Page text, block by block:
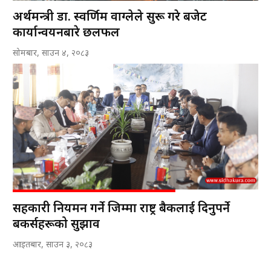
अर्थमन्त्री डा. स्वर्णिम वाग्लेले सुरू गरे बजेट
कार्यान्वयनबारे छलफल
सोमबार, साउन ४, २०८३
सहकारी नियमन गर्ने जिम्मा राष्ट्र बैकलाई दिनुपर्ने
बैंकर्सहरूको सुझाव
आइतबार, साउन ३, २०८३